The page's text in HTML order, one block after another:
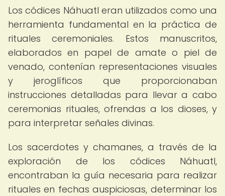
Los códices Náhuatl eran utilizados como una
herramienta fundamental en la práctica de
rituales ceremoniales. Estos manuscritos,
elaborados en papel de amate o piel de
venado, contenían representaciones visuales
y jeroglíficos que proporcionaban
instrucciones detalladas para llevar a cabo
ceremonias rituales, ofrendas a los dioses, y
para interpretar señales divinas.
Los sacerdotes y chamanes, a través de la
exploración de los códices Náhuatl,
encontraban la guía necesaria para realizar
rituales en fechas auspiciosas, determinar los